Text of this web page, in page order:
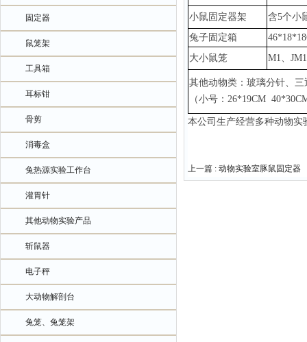
固定器
鼠笼架
工具箱
耳标钳
骨剪
消毒盒
兔热源实验工作台
灌胃针
其他动物实验产品
斩鼠器
电子秤
大动物解剖台
兔笼、兔笼架
小鼠固定器架 含5个小
兔子固定箱
大小鼠笼
M1、
其他动物类：玻璃分针、
（小号： 26*19CM
本公司生产经营多种动物
上一篇 : 动物实验室豚鼠固定器